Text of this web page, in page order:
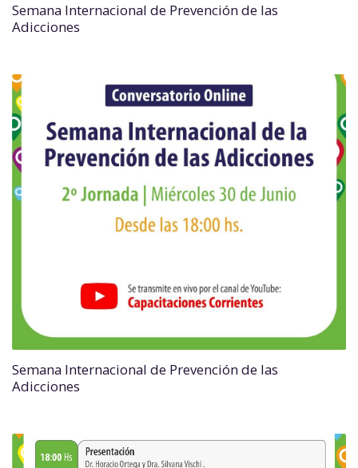
Semana Internacional de Prevención de las
Adicciones
Semana Internacional de Prevención de las
Adicciones